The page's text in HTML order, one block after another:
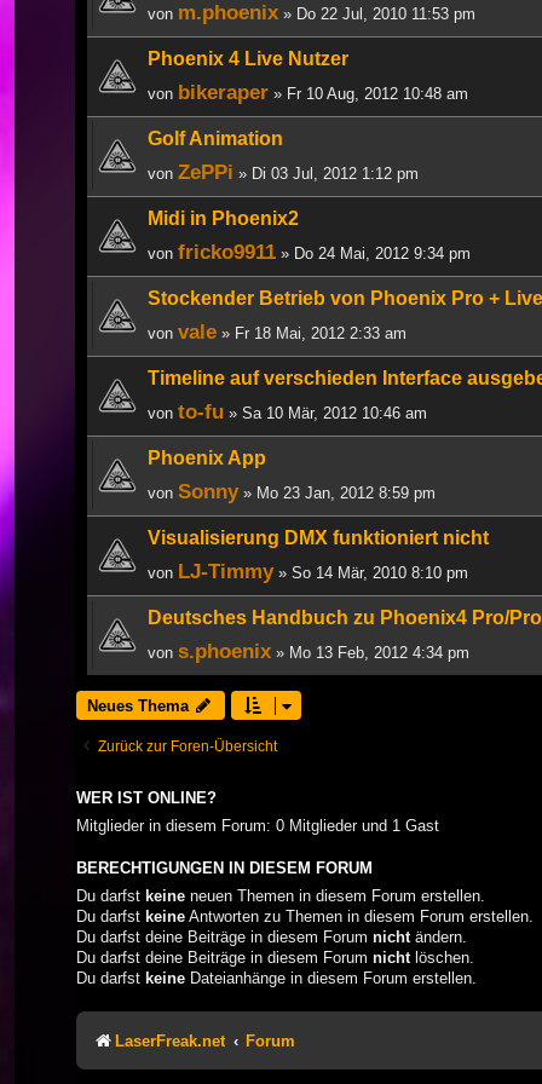
von m.phoenix » Do 22 Jul, 2010 11:53 pm
Phoenix 4 Live Nutzer
von bikeraper » Fr 10 Aug, 2012 10:48 am
Golf Animation
von ZePPi » Di 03 Jul, 2012 1:12 pm
Midi in Phoenix2
von fricko9911 » Do 24 Mai, 2012 9:34 pm
Stockender Betrieb von Phoenix Pro + Live
von vale » Fr 18 Mai, 2012 2:33 am
Timeline auf verschieden Interface
von to-fu » Sa 10 Mär, 2012 10:46 am
Phoenix App
von Sonny» Mo 23 Jan, 2012 8:59 pm
Visualisierung DMX funktioniert nicht
von LJ-Timmy» So 14 Mär, 2010 8:10 pm
Deutsches Handbuch zu Phoenix4 Pro/
von s.phoenix » Mo 13 Feb, 2012 4:34 pm
Neues Thema
Zurück zur Foren-Übersicht
WER IST ONLINE?
Mitglieder in diesem Forum: 0 Mitglieder und 1 Gast
BERECHTIGUNGEN IN DIESEM FORUM
Du darfst keine neuen Themen in diesem Forum erstellen.
Du darfst keine Antworten zu Themen in diesem Forum erstellen.
Du darfst deine Beiträge in diesem Forum nicht ändern.
Du darfst deine Beiträge in diesem Forum nicht löschen.
Du darfst keine Dateianhänge in diesem Forum erstellen.
LaserFreak.net Forum